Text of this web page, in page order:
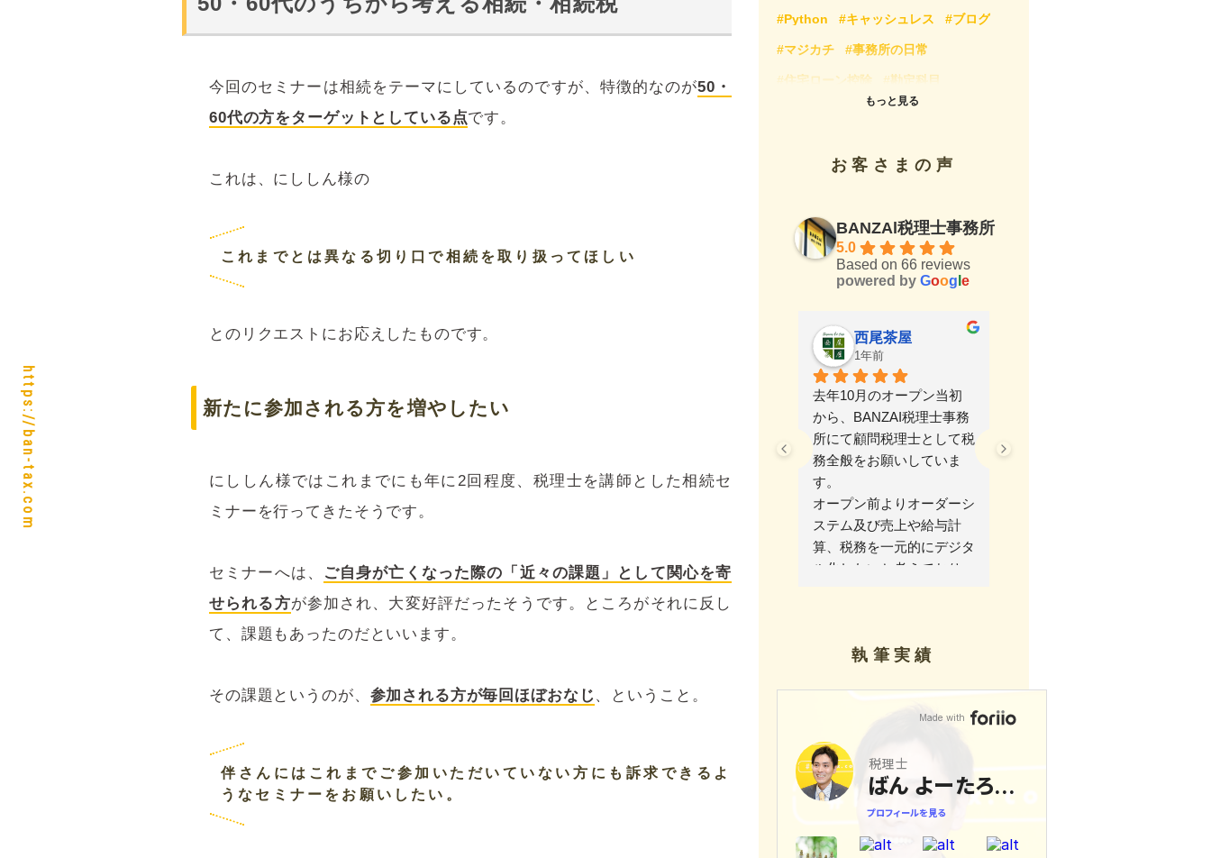
今回のセミナーは相続をテーマにしているのですが、特徴的なのが50・
60代の方をターゲットとしている点です。
これは、にししん様の
これまでとは異なる切り口で相続を取り扱ってほしい
とのリクエストにお応えしたものです。
新たに参加される方を増やしたい
にししん様ではこれまでにも年に2回程度、税理士を講師とした相続セ
ミナーを行ってきたそうです。
セミナーへは、
ご自身が亡くなった際の「近々の課題」として関心を寄
せられる方が参加され、大変好評だったそうです。ところがそれに反し
て、課題もあったのだといいます。
その課題というのが、 参加される方が毎回ほぼおなじ 、ということ。
伴さんにはこれまでご参加いただいていない方にも訴求できるよ
うなセミナーをお願いしたい。
#Python #キャッシュレス #ブログ
#マジカチ #事務所の日常
#住宅ローン控除 #勘定科目
#家事按分
#決算対策 #法人税 #消費税
#確定申告 #税務調査 #税理士
#税理士の選び方 #税理士試験 #税金
#若手税理士の仕事道具
#補助金・助成金 #西尾のオススメ
#西尾歴史マイスター #記事執筆・監修
#贈与税
もっと見る
お客さまの声
BANZAl税理士事務所
5.0
Based on 66 reviews
powered by Goog e
西尾茶屋
1年前
去年10月のオープン当初
から、BANZAI税理士事務
所にて顧問税理士として税
務全般をお願いしていま
す。
オープン前よりオーダーシ
ステム及び売上や給与計
算、税務を一元的にデジタ
ル化したいと考えており、
兼ね備えているためとても
忘れがなければ迅速に、ま
た可能な限り節税できる方
法で対応して頂けるのであ
りがたいです。
また、昨今の経費類のデジ
り、ネット購入だけでなく
執筆実績
https://ban-tax.com